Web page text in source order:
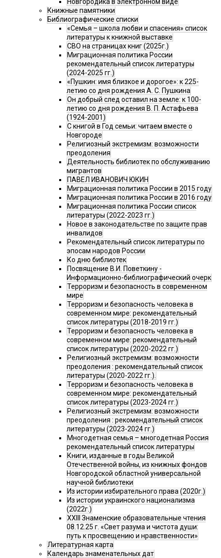
Новгородика в электронном виде
Книжные памятники
Библиографические списки
«Семья – школа любви и спасения» список
литературы к книжной выставке
СВО на страницах книг (2025г.)
Миграционная политика России
рекомендательный список литературы
(2024-2025 гг.)
«Пушкин: имя близкое и дорогое»: к 225-
летию со дня рождения А. С. Пушкина
Он добрый след оставил на земле: к 100-
летию со дня рождения В. П. Астафьева
(1924-2001)
С книгой в Год семьи: читаем вместе о
Новгороде
Религиозный экстремизм: возможности
преодоления
Деятельность библиотек по обслуживанию
мигрантов
ПАВЕЛ ИВАНОВИЧ ЮКИН
Миграционная политика России в 2015 году
Миграционная политика России в 2016 году
Миграционная политика России список
литературы (2022-2023 гг.)
Новое в законодательстве по защите прав
инвалидов
Рекомендательный список литературы по
эпосам народов России
Ко дню библиотек
Посвящение В.И. Поветкину -
Информационно-библиографический очерк
Терроризм и безопасность в современном
мире
Терроризм и безопасность человека в
современном мире: рекомендательный
список литературы (2018-2019 гг.)
Терроризм и безопасность человека в
современном мире: рекомендательный
список литературы (2020-2022 гг.)
Религиозный экстремизм: возможности
преодоления : рекомендательный список
литературы (2020-2022 гг.).
Терроризм и безопасность человека в
современном мире: рекомендательный
список литературы (2023-2024 гг.)
Религиозный экстремизм: возможности
преодоления : рекомендательный список
литературы (2023-2024 гг.)
Многодетная семья – многодетная Россия
рекомендательный список литературы
Книги, изданные в годы Великой
Отечественной войны, из книжных фондов
Новгородской областной универсальной
научной библиотеки
Из истории избирательного права (2020г.)
Из истории украинского национализма
(2022г.)
XXIII Знаменские образовательные чтения
08.12.25 г. «Свет разума и чистота души:
путь к просвещению и нравственности»
Литературная карта
Календарь знаменательных дат